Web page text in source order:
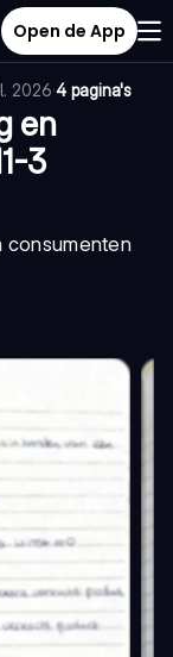
Open de App
2026·4 pagina's
en
3
consumenten